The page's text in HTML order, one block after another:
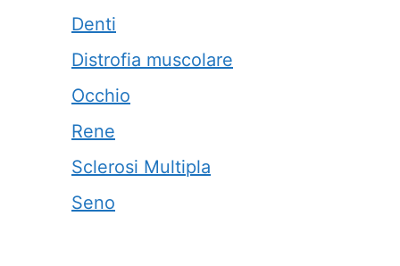
Denti
Distrofia muscolare
Occhio
Rene
Sclerosi Multipla
Seno